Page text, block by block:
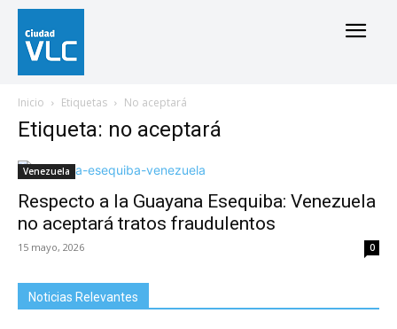
Inicio Etiquetas No aceptará
Etiqueta: no aceptará
Venezuela
Respecto a la Guayana Esequiba: Venezuela
no aceptará tratos fraudulentos
15 mayo, 2026 0
Noticias Relevantes